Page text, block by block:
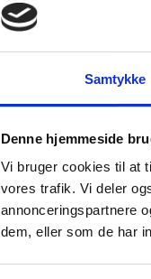
Samtykke
Denne hjemmeside
Vi bruger cookies til at
vores trafik. Vi deler
annonceringspartnere
dem, eller som de har